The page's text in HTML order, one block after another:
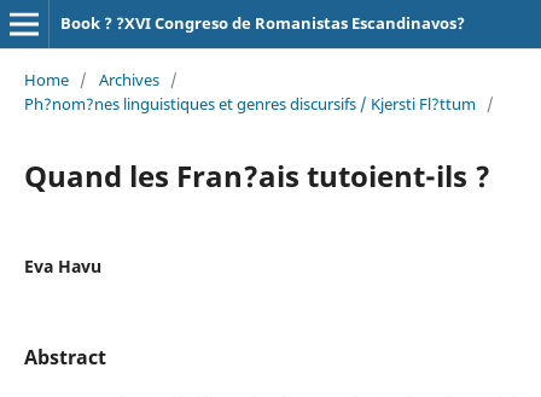
Book ? ?XVI Congreso de Romanistas Escandinavos?
Home / Archives /
Ph?nom?nes linguistiques et genres discursifs / Kjersti Fl?ttum /
Quand les Fran?ais tutoient-ils ?
Eva Havu
Abstract